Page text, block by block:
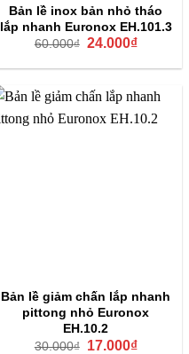
Bản lề inox bản nhỏ tháo
lắp nhanh Euronox EH.101.3
60.000₫ Giá
là:
24.000₫Giá
tại
24.000₫.
Bản lề giảm chấn lắp nhanh
pittong nhỏ Euronox
EH.10.2
30.000₫ Giá
17.000₫Giá